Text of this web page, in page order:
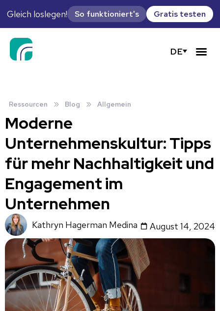
Gleich loslegen! So funktioniert's Gratis testen
DE
Ressourcen » Blog » Allgemein
Moderne
Unternehmenskultur: Tipps
für mehr Nachhaltigkeit und
Engagement im
Unternehmen
Kathryn Hagerman Medina August 14, 2024